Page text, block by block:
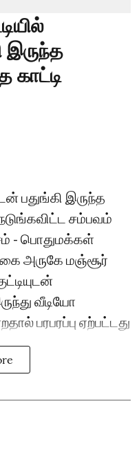
இருந்த
காட்டி
பதுங்கி இருந்த
சம்பவம்
- பொதுமக்கள்
அருகே மஞ்சூர்
வீடியோ
பரபரப்பு ஏற்பட்டது